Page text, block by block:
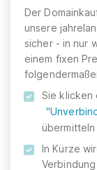
Der
unsere
sicher - in nur
einem fixen
Sie klicken
übermitteln
In Kürze